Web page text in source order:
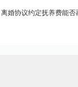
婚协议约定抚养费能否